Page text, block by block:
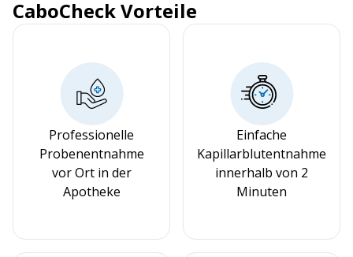
CaboCheck Vorteile
Professionelle
Probenentnahme
vor Ort in der
Apotheke
Einfache
Kapillarblutentnahme
innerhalb von 2
Minuten